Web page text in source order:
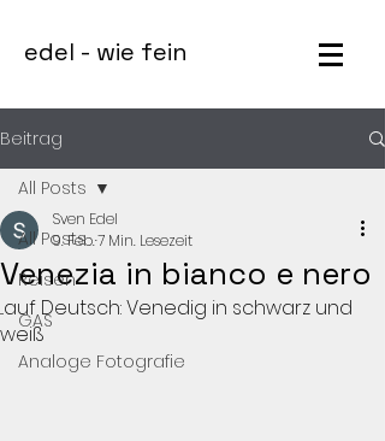
edel - wie fein
Beitrag
All Posts
Reisen
GAS
Analoge Fotografie
All Posts
Venezia in bianco e nero
Sven Edel
9. Feb.7 Min. Lesezeit
...auf Deutsch: Venedig in schwarz und
weiß